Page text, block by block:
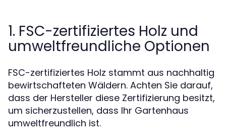
1. FSC-zertifiziertes Holz und
umweltfreundliche Optionen
FSC-zertifiziertes Holz stammt aus nachhaltig
bewirtschafteten Wäldern. Achten Sie darauf,
dass der Hersteller diese Zertifizierung besitzt,
um sicherzustellen, dass Ihr Gartenhaus
umweltfreundlich ist.